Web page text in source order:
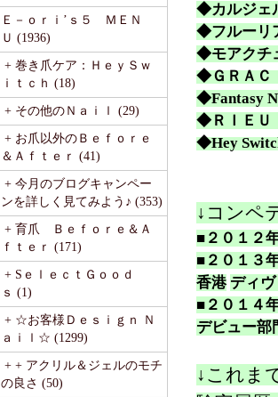
Ｅ－ｏｒｉ’ｓ５ ＭＥＮ
Ｕ (1936)
+ 巻き爪ケア：ＨｅｙＳｗ
ｉｔｃｈ (18)
+ その他のＮａｉｌ (29)
+ お爪以外のＢｅｆｏｒｅ
＆Ａｆｔｅｒ (41)
+ 今月のブログキャンペー
ンを詳しく見てみよう♪ (353)
+ 育爪 Ｂｅｆｏｒｅ＆Ａ
ｆｔｅｒ (171)
+ SｅｌｅｃｔＧｏｏｄ
ｓ (1)
+ ☆お客様Ｄｅｓｉｇｎ Ｎ
ａｉｌ☆ (1299)
+ + アクリル＆ジェルのモチ
の良さ (50)
◆カルジェ
◆フルーリ
◆モアクチ
◆ＧＲＡＣ
◆Fantasy
◆ＲＩＥＵ
◆Hey
↓コンペ
■２０１２
■２０１
香港 ディ
■２０１４
デビュー
↓これま